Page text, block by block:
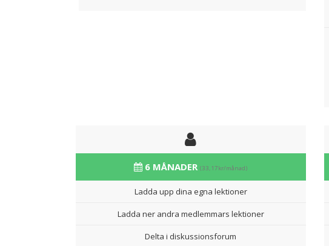
6 MÅNADER (33,17kr/månad)
Ladda upp dina egna lektioner
Ladda ner andra medlemmars lektioner
Delta i diskussionsforum